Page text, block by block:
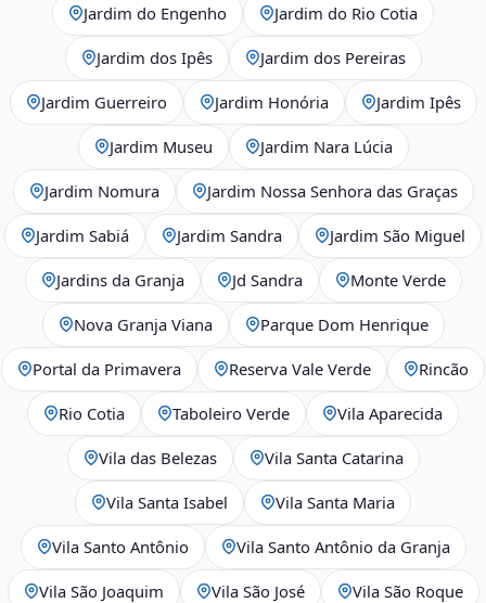
Jardim do Engenho Jardim do Rio Cotia
Jardim dos Ipês Jardim dos Pereiras
Jardim Guerreiro Jardim Honória Jardim Ipês
Jardim Museu Jardim Nara Lúcia
Jardim Nomura Jardim Nossa Senhora das Graças
Jardim Sabiá Jardim Sandra Jardim São Miguel
Jardins da Granja Jd Sandra Monte Verde
Nova Granja Viana Parque Dom Henrique
Portal da Primavera Reserva Vale Verde Rincão
Rio Cotia Taboleiro Verde Vila Aparecida
Vila das Belezas Vila Santa Catarina
Vila Santa Isabel Vila Santa Maria
Vila Santo Antônio Vila Santo Antônio da Granja
Vila São Joaquim Vila São José Vila São Roque